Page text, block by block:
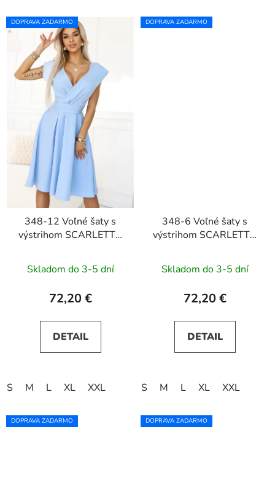
DOPRAVA ZADARMO
348-12 Voľné šaty s
výstrihom SCARLETT -
Skladom do 3-5 dní
72,20 €
DETAIL
S M L XL XXL
DOPRAVA ZADARMO
348-6 Voľné šaty s
výstrihom SCARLETT -
Skladom do 3-5 dní
72,20 €
DETAIL
S M L XL XXL
DOPRAVA ZADARMO DOPRAVA ZADARMO